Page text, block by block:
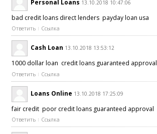
Personal Loans 13.10.2018 10:47:06
bad credit loans direct lenders payday loan usa
Ответить Ссылка
Cash Loan 13.10.2018 13:53:12
1000 dollar loan credit loans guaranteed approval
Ответить Ссылка
Loans Online 13.10.2018 17:25:09
fair credit poor credit loans guaranteed approval
Ответить Ссылка